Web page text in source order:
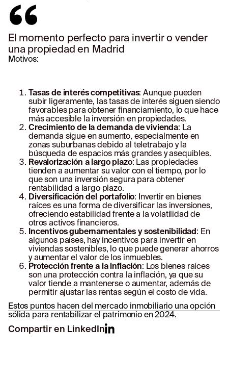
El momento perfecto para invertir o vender
una propiedad en Madrid
Motivos:
Tasas de interés competitivas: Aunque pueden
subir ligeramente, las tasas de interés siguen siendo
favorables para obtener financiamiento, lo que hace
más accesible la inversión en propiedades.
Crecimiento de la demanda de vivienda: La
demanda sigue en aumento, especialmente en
zonas suburbanas debido al teletrabajo y la
búsqueda de espacios más grandes y asequibles.
Revalorización a largo plazo: Las propiedades
tienden a aumentar su valor con el tiempo, por lo
que son una inversión segura para obtener
rentabilidad a largo plazo.
Diversificación del portafolio: Invertir en bienes
raíces es una forma de diversificar las inversiones,
ofreciendo estabilidad frente a la volatilidad de
otros activos financieros.
Incentivos gubernamentales y sostenibilidad: En
algunos países, hay incentivos para invertir en
viviendas sostenibles, lo que puede generar ahorros
y aumentar el valor de los inmuebles.
Protección frente a la inflación: Los bienes raíces
son una protección contra la inflación, ya que su
valor tiende a mantenerse o aumentar, además de
permitir ajustar las rentas según el costo de vida.
Estos puntos hacen del mercado inmobiliario una opción
sólida para rentabilizar el patrimonio en 2024.
Compartir en LinkedIn